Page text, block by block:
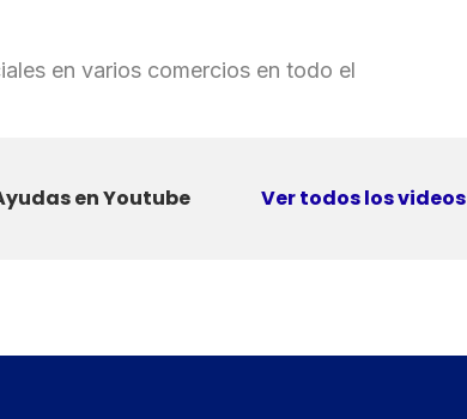
en varios comercios en todo el
en Youtube Ver todos los videos